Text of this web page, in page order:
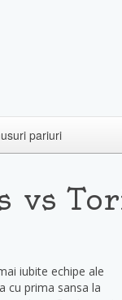
pariuri
vs
iubite echipe ale
cu prima sansa la